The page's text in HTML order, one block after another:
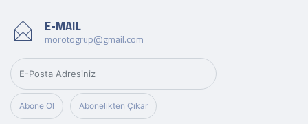
E-MAIL
morotogrup@gmail.com
Abone Ol Abonelikten Çıkar